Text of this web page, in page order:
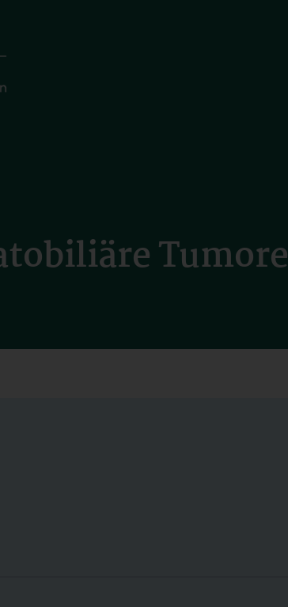
Tumore